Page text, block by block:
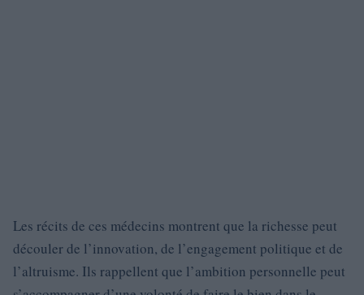
Les récits de ces médecins montrent que la richesse peut
découler de l’innovation, de l’engagement politique et de
l’altruisme. Ils rappellent que l’ambition personnelle peut